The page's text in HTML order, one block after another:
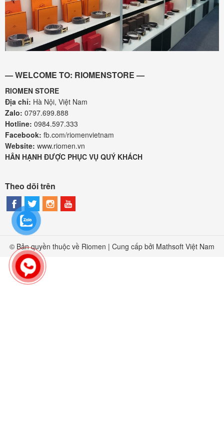
— WELCOME TO: RIOMENSTORE —
RIOMEN STORE
Địa chỉ: Hà Nội, Việt Nam
Zalo: 0797.699.888
Hotline: 0984.597.333
Facebook: fb.com/riomenvietnam
Website: www.riomen.vn
HÂN HẠNH ĐƯỢC PHỤC VỤ QUÝ KHÁCH
Theo dõi trên
© Bản quyền thuộc về Riomen | Cung cấp bởi Mathsoft Việt Nam